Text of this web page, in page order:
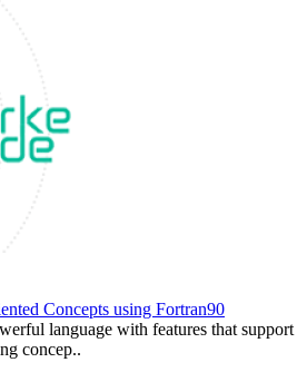
Concepts using Fortran90
language with features that support
concep..